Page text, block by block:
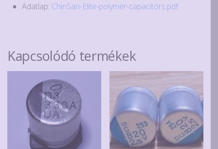
Adatlap: ChinSan-Elite-polymer-capacitors.pdf
Kapcsolódó termékek